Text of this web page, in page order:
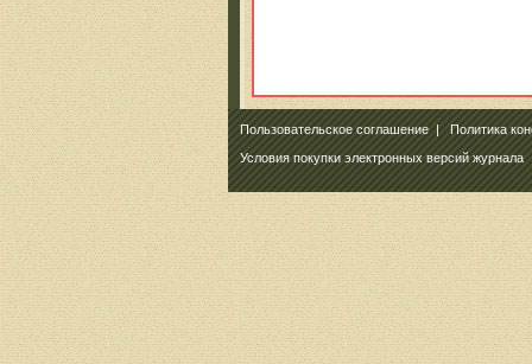
Пользовательское соглашение|Политика
Условия покупки электронных версий журнала